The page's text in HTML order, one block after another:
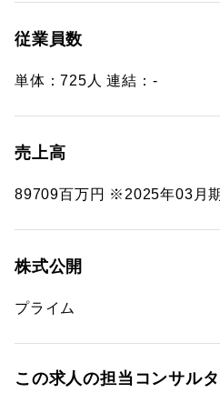
従業員数
単体：725人 連結：-
売上高
89709百万円 ※2025年03月期
株式公開
プライム
この求人の担当コンサル